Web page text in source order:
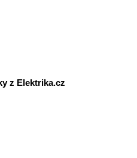
z Elektrika.cz